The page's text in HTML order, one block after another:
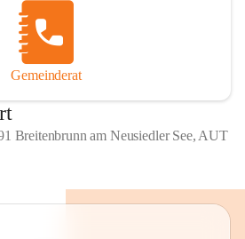
Gemeinderat
Breitenbrunn am Neusiedler See, AUT